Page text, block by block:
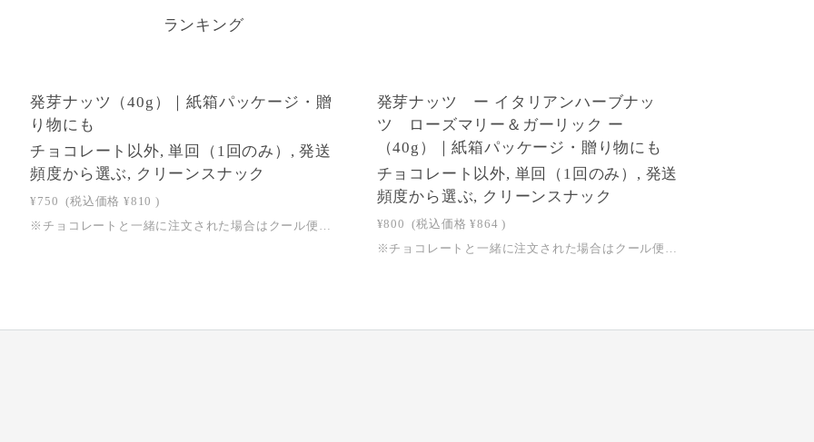
ランキング
発芽ナッツ（40g）｜紙箱パッケージ・贈
り物にも
チョコレート以外, 単回（1回のみ）, 発送
頻度から選ぶ, クリーンスナック
¥750 (税込価格 ¥810 )
※チョコレートと一緒に注文された場合はクール便でのお届けとなります。ご注文後に弊社にてクール便送料に変更させていただきます。 クール便送料はこちらからご確認ください＞＞からだを、静かに整えるひととき。生でもローストでもない、特別なナッツ。日々をととのえる習慣に、そして大切な方への贈りものにも選ばれている、welltyのクリーン・スナックです。※クリーン・・・添加物や化学調味料を使用しておらず、できる限り自然に近い状態のもの発芽ナッツとはwellty chocolateの「kiso -ヘンププロテイン-」のトッピングにも使用している発芽ナッツをおやつとしてもお楽しみいただけます。発芽ナッツとは、ナッツを発芽させる工程を経て生まれた、新しいナッツのかたち。時間をかけて丁寧に処理することで、ナッツに含まれる酵素や栄養素が活性化し、まろやかな味わいに仕上がります。もちろん、化学的な処理や添加物、味付けは一切していません。火を通さず丁寧に発芽させることで、酵素やGABA値などの栄養価がさらに高まっています。そのまま召し上がるのはもちろん、粗く砕いてサラダにかけたりと、料理のアクセントとしてもお楽しみいただけます。パッケージは、環境に配慮した紙箱と、植物由来の生分解性透明フィルムを採用。日常に、そして贈り物としても選びたくなる “身体に地球にやさしい”スナックです。 【エシカルポイント】 ①1箱につき5円を、児童労働撤廃、動物福祉、森林再生に取り組む団体に寄付しています。 ②透明袋は、自然界で水と二酸化炭素に分解される植物由来の生分解性セルロースフィルムを使用しております。③紙箱は、再生紙70％を含む森林認証紙を使用しています。 【商品詳細】原材料：有機発芽アーモンド、有機発芽ピーカンズ、有機発芽ブラジルナッツ、有機発芽カシューナッツ、有機発芽ヘーゼルナッツ、有機発芽くるみ、有機発芽パンプキンシード内容量：40g特定原材料28品目：アーモンド、カシューナッツ、くるみ保存方法：直射日光、高温多湿を避け、冷暗所で保存してください。賞味期限：2026/09/30※入っているナッツの種類・割合は、袋ごとに異なります。※本製品は牛乳、ピーナッツ、落花生、大豆を扱う工場で製造しています。※開封後はお早めにお召し上がりください。
発芽ナッツ ー イタリアンハーブナッ
ツ ローズマリー＆ガーリック ー
（40g）｜紙箱パッケージ・贈り物にも
チョコレート以外, 単回（1回のみ）, 発送
頻度から選ぶ, クリーンスナック
¥800 (税込価格 ¥864 )
※チョコレートと一緒に注文された場合はクール便でのお届けとなります。ご注文後に弊社にてクール便送料に変更させていただきます。 クール便送料はこちらからご確認ください＞＞ハーブ香る、止まらない美味しさ。生のナッツを時間をかけて浸水発芽処理することで、酵素・GABA・ビタミンなどの栄養を最大に高めた発芽ナッツ。日々をととのえる習慣に、そして大切な方への贈りものにも選ばれている、welltyのクリーン・スナックです。添加物も使用せず、ナチュラルな材料のみで止まらない美味しさを実現。発芽アーモンドに、しっかりめのガーリックやローズマリー・タイムなどハーブで仕上げたイタリアンフレーバーです。日々のおやつタイムや、ワインやハイボールなどお酒のおともにも・・・。パスタや魚料理のアクセントとしてもおすすめです。※クリーン・・・添加物や化学調味料を使用しておらず、できる限り自然に近い状態のもの発芽ナッツとは発芽ナッツとは、ナッツを発芽させる工程を経て生まれた、新しいナッツのかたち。時間をかけて丁寧に処理することで、ナッツに含まれる酵素や栄養素が活性化し、まろやかな味わいに仕上がります。火を通さず丁寧に発芽させることで、酵素やGABA値などの栄養価がさらに高まっています。 【カラダに嬉しいポイント】 ①発芽ナッツで、栄養価と消化吸収性をアップ ②17種類のスパイス＆ハーブを贅沢にブレンド③白砂糖・保存料・添加物は不使用 【エシカルポイント】 ①1袋につき5円を、児童労働撤廃、動物福祉、森林再生に取り組む団体に寄付しています。 ②透明袋は、自然界で水と二酸化炭素に分解される植物由来の生分解性セルロースフィルムを使用しております。③紙箱は、再生紙70％を含む森林認証紙を使用しています。【商品詳細】原材料：発芽アーモンド、ピスタチオ、有機ねぎ、有機にんにく、有機オリーブオイル、有機岩塩、有機ローズマリー、有機タマネギ、有機タイム、有機ブラックペッパー、有機カイエン内容量：40g特定原材料28品目：アーモンド保存方法：直射日光、高温多湿を避け、冷暗所で保存してください。賞味期限：2026/09/30※入っているナッツの種類・割合は、袋ごとに異なります。※本製品は牛乳・ピーナッツ・大豆・落花生を扱う工場で作られております。※開封後はお早めにお召し上がりください。